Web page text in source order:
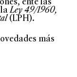
laLey 49/1960,
(LPH).
más